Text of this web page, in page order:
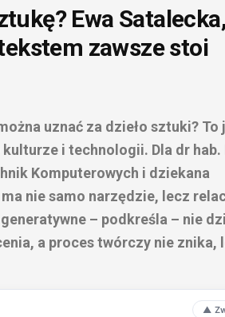
Ewa Satalecka,
zawsze stoi
uznać za dzieło sztuki? To
i technologii. Dla dr hab.
Komputerowych i dziekana
nie samo narzędzie, lecz
– podkreśla – nie
a proces twórczy nie znika,